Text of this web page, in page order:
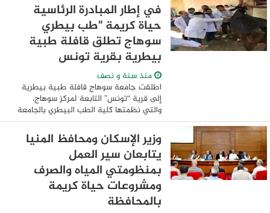
عهد فخامة الرئيس ...
في إطار المبادرة الرئاسية
حياة كريمة "طب بيطري
سوهاج تطلق قافلة طبية
بيطرية بقرية تونس
منذ سنة و نصف
اطلقت جامعة سوهاج قافلة طبية بيطرية
إلى قرية “تونس” التابعة لمركز سوهاج،
والتي نظمتها كلية الطب البيطري بالجامعة
وذلك في إطار تنفيذ المبادرة الرئاسية “حياة
كريمة” التي أطلقها فخامة الرئيس عبد ...
وزير الإسكان ومحافظ المنيا
يتابعان سير العمل
بمنظومتي المياه والصرف
ومشروعات حياة كريمة
بالمحافظة